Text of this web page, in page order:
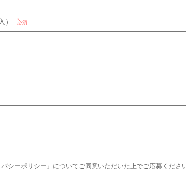
必須
シーポリシー」についてご同意いただいた上でご応募くださ